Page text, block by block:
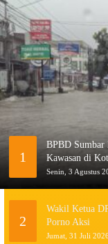
1
BPBD Sumbar
Kawasan di
Senin, 3 Agustus
2
Wakil Ketua
Porno Aksi
Jumat, 31 Juli